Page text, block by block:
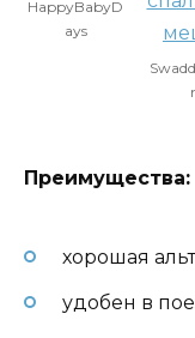
HappyBabyD
ays
Преимущества:
хорошая
удобен в